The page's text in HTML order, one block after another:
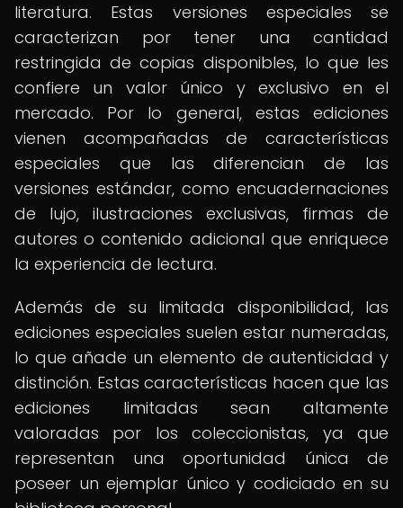
literatura. Estas versiones especiales se
caracterizan por tener una cantidad
restringida de copias disponibles, lo que les
confiere un valor único y exclusivo en el
mercado. Por lo general, estas ediciones
vienen acompañadas de características
especiales que las diferencian de las
versiones estándar, como encuadernaciones
de lujo, ilustraciones exclusivas, firmas de
autores o contenido adicional que enriquece
la experiencia de lectura.
Además de su limitada disponibilidad, las
ediciones especiales suelen estar numeradas,
lo que añade un elemento de autenticidad y
distinción. Estas características hacen que las
ediciones limitadas sean altamente
valoradas por los coleccionistas, ya que
representan una oportunidad única de
poseer un ejemplar único y codiciado en su